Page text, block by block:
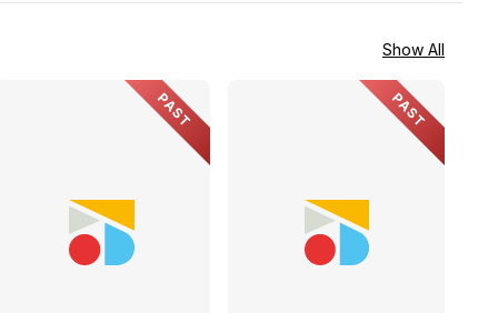
Show All
PAST PAST